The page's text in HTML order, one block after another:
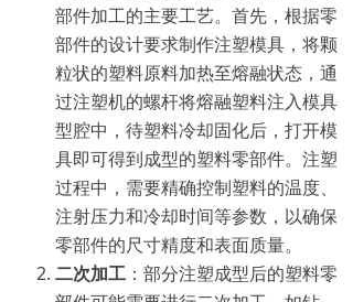
部件加工的主要工艺。首先，根据零
部件的设计要求制作注塑模具，将颗
粒状的塑料原料加热至熔融状态，通
过注塑机的螺杆将熔融塑料注入模具
型腔中，待塑料冷却固化后，打开模
具即可得到成型的塑料零部件。注塑
过程中，需要精确控制塑料的温度、
注射压力和冷却时间等参数，以确保
零部件的尺寸精度和表面质量。
二次加工 ：部分注塑成型后的塑料零